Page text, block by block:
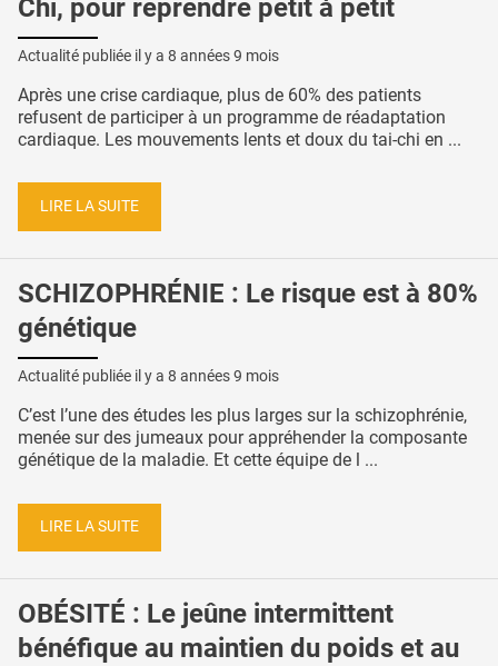
Chi, pour reprendre petit à petit
Actualité publiée il y a 8 années 9 mois
Après une crise cardiaque, plus de 60% des patients
refusent de participer à un programme de réadaptation
cardiaque. Les mouvements lents et doux du tai-chi en ...
LIRE LA SUITE
SCHIZOPHRÉNIE : Le risque est à 80%
génétique
Actualité publiée il y a 8 années 9 mois
C’est l’une des études les plus larges sur la schizophrénie,
menée sur des jumeaux pour appréhender la composante
génétique de la maladie. Et cette équipe de l ...
LIRE LA SUITE
OBÉSITÉ : Le jeûne intermittent
bénéfique au maintien du poids et au